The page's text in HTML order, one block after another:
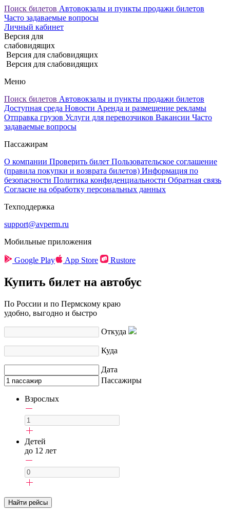
Поиск билетов Автовокзалы и пункты продажи билетов
Часто задаваемые вопросы
Личный кабинет
Версия для
слабовидящих
Версия для слабовидящих
Версия для слабовидящих
Меню
Поиск билетов Автовокзалы и пункты продажи билетов
Доступная среда Новости Аренда и размещение рекламы
Отправка грузов Услуги для перевозчиков Вакансии Часто
задаваемые вопросы
Пассажирам
О компании Проверить билет Пользовательское соглашение
(правила покупки и возврата билетов) Информация по
безопасности Политика конфиденциальности Обратная связь
Согласие на обработку персональных данных
Техподдержка
support@avperm.ru
Мобильные приложения
Google Play App Store Rustore
Купить билет на автобус
По России и по Пермскому краю
удобно, выгодно и быстро
Откуда
Куда
Дата
Пассажиры
Взрослых
Детей
до 12 лет